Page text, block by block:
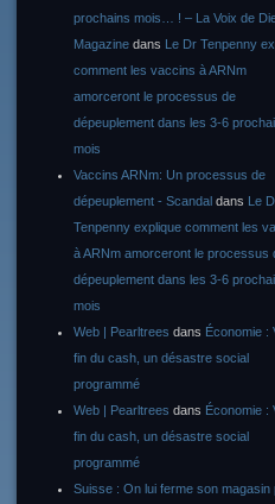
prochains mois… ! – La Voix de
Magazine dans Le Dr Tenpenny
comment les vaccins à ARNm
amorceront le processus de
dépeuplement dans les 3-6
mois
Vaccins ARNm: Un processus de
dépeuplement - Scandal dans Le
Tenpenny explique comment les
à ARNm amorceront le processus
dépeuplement dans les 3-6
mois
Web | Pearltrees dans Économie :
fin du cash, un désastre social
programmé
Web | Pearltrees dans Économie :
fin du cash, un désastre social
programmé
Suisse : On lui ferme son magasin